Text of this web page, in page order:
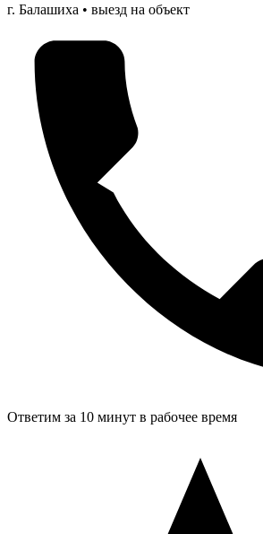
г. Балашиха • выезд на объект
Ответим за 10 минут в рабочее время